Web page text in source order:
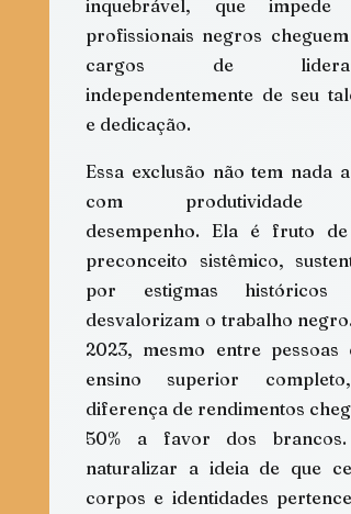
inquebrável, que impede
profissionais negros cheguem
cargos de
independentemente de seu
e dedicação.
Essa exclusão não tem nada a
com produtividade
desempenho. Ela é fruto de
preconceito sistêmico,
por estigmas históricos
desvalorizam o trabalho negro.
2023, mesmo entre pessoas
ensino superior
diferença de rendimentos
50% a favor dos brancos.
naturalizar a ideia de que
corpos e identidades